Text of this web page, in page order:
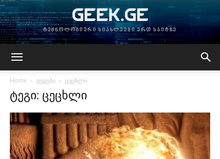
GEEK.GE
ტექნოლოგიური სიახლეები ერთ საიტზე
Home ტეგები ცეცხლი
ტეგი: ცეცხლი